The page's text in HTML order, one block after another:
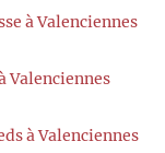
à Valenciennes
Valenciennes
à Valenciennes